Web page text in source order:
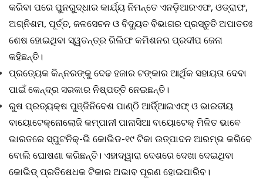
କରିବା ପରେ ପୁନରୁଦ୍ଧାର କାର୍ଯ୍ୟ ନିମନ୍ତେ ଏନଡ଼ିଆରଏଫ, ଓଡ୍ରାଫ,
ଅଗ୍ନିଶମ, ପୂର୍ତ୍ତ, ଜଳସେଚନ ଓ ବିଦ୍ୟୁତ ବିଭାଗର ପ୍ରସ୍ତୁତି ଅପାତତଃ
ଶେଷ ହୋଇଥିବା ସ୍ୱତନ୍ତ୍ର ରିଲିଫ କମିଶନର ପ୍ରଦୀପ ଜେନା
କହିଛନ୍ତି।
ପ୍ରତ୍ୟେକ କିନ୍ନରଙ୍କୁ ଦେଢ ହଜାର ଟଙ୍କାର ଆର୍ଥିକ ସହାୟତା ଦେବା
ପାଇଁ କେନ୍ଦ୍ର ସରକାର ନିଷ୍ପତ୍ତି ନେଇଛନ୍ତି।
ରୁଷ ପ୍ରତ୍ୟକ୍ଷ ପୁଞ୍ଜିନିବେଶ ପାଣ୍ଠି ଆର୍ଡି୍ଆଇଏଫ୍‍ ଓ ଭାରତୀୟ
ବାୟୋଟେକ୍ନୋଲୋଜି କମ୍ପାନୀ ପାନାସିଆ ବାୟୋଟେକ୍‍ ମିଳିତ ଭାବେ
ଭାରତରେ ସ୍ପୁଟନିକ୍‍-ଭି କୋଭିଡ-୧୯ ଟିକା ଉତ୍ପାଦନ ଆରମ୍ଭ କରିବେ
ବୋଲି ଘୋଷଣା କରିଛନ୍ତି। ଏହାଦ୍ୱାରା ଦେଶରେ ଦେଖା ଦେଇଥିବା
କୋଭିଡ୍‍ ପ୍ରତିଷେଧକ ଟିକାର ଅଭାବ ପୂରଣ ହୋଇପାରିବ।